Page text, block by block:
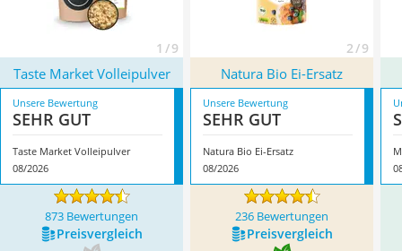
1 / 9 2 / 9
Taste Market Volleipulver Natura Bio Ei-Ersatz
Unsere Bewertung
SEHR GUT
Taste Market Volleipulver
08/2026
Unsere Bewertung
SEHR GUT
Natura Bio Ei-Ersatz
08/2026
873 Bewertungen 236 Bewertungen
Preis­vergleich Preis­vergleich